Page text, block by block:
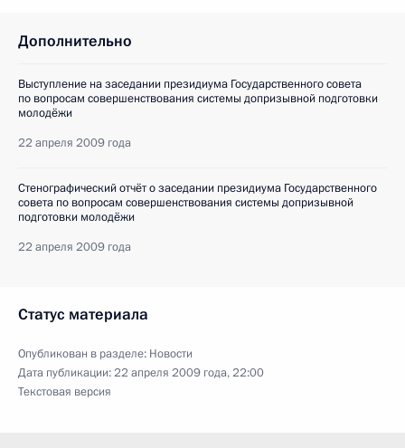
Дополнительно
Выступление на заседании президиума Государственного совета
по вопросам совершенствования системы допризывной подготовки
молодёжи
22 апреля 2009 года
Стенографический отчёт о заседании президиума Государственного
совета по вопросам совершенствования системы допризывной
подготовки молодёжи
22 апреля 2009 года
Статус материала
Опубликован в разделе: Новости
Дата публикации:22 апреля 2009 года, 22:00
Текстовая версия